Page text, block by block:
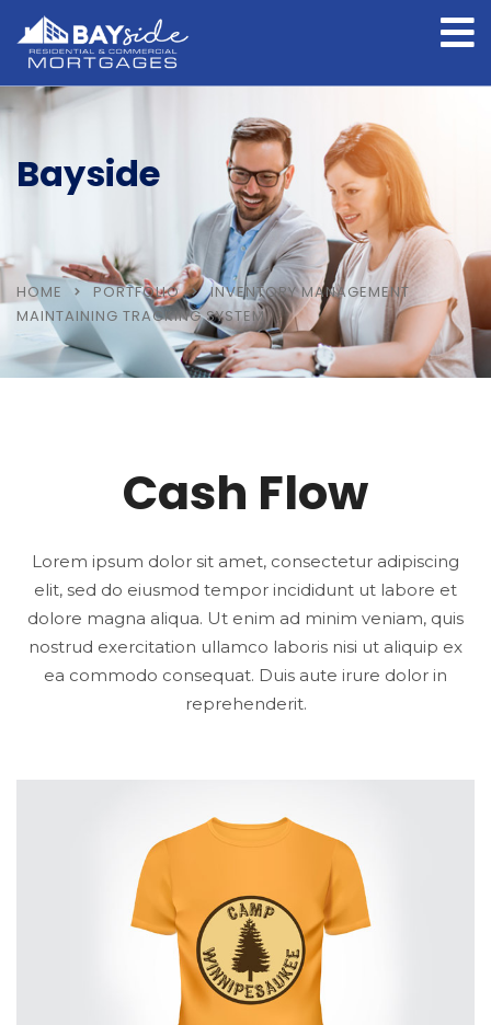
Bayside
HOME PORTFOLIO
INVENTORY MANAGEMENT
MAINTAINING TRACKING SYSTEM
Cash Flow
Lorem ipsum dolor sit amet, consectetur adipiscing
elit, sed do eiusmod tempor incididunt ut labore et
dolore magna aliqua. Ut enim ad minim veniam, quis
nostrud exercitation ullamco laboris nisi ut aliquip ex
ea commodo consequat. Duis aute irure dolor in
reprehenderit.